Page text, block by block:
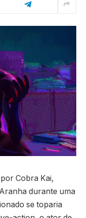
Cobra Kai,
durante uma
se toparia